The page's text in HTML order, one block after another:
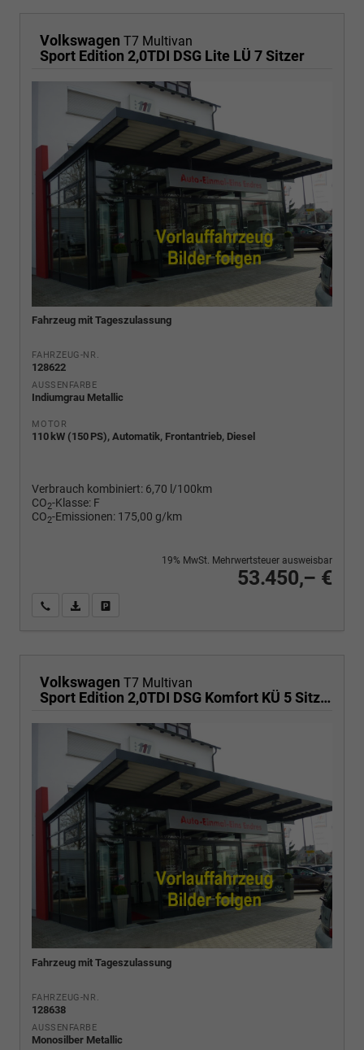
Volkswagen T7 Multivan
Sport Edition 2,0TDI DSG Lite LÜ 7 Sitzer
Fahrzeug mit Tageszulassung
FAHRZEUG-NR.
128622
AUSSENFARBE
Indiumgrau Metallic
MOTOR
110 kW (150 PS), Automatik, Frontantrieb, Diesel
Verbrauch kombiniert: 6,70 l/100km
CO2-Klasse: F
CO2-Emissionen: 175,00 g/km
53.450,– €
19% MwSt. Mehrwertsteuer ausweisbar
Wir rufen Sie anPDF-Fahrzeugexposé drucken
Volkswagen T7 Multivan
Sport Edition 2,0TDI DSG Komfort KÜ 5 Sitzer
Fahrzeug mit Tageszulassung
FAHRZEUG-NR.
128638
AUSSENFARBE
Monosilber Metallic